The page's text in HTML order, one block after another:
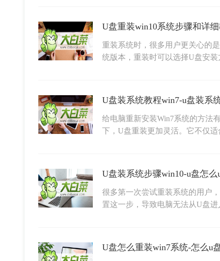
U盘重装win10系统步骤和详
重装系统时，很多用户更关心的
统版本，重装时可以选择U盘安
U盘装系统教程win7-u盘装系
给电脑重新安装Win7系统的方法
下，U盘重装更加灵活。它不仅
U盘装系统步骤win10-u盘怎
很多第一次尝试重装系统的用户
置这一步，导致电脑无法从U盘
U盘怎么重装win7系统-怎么u